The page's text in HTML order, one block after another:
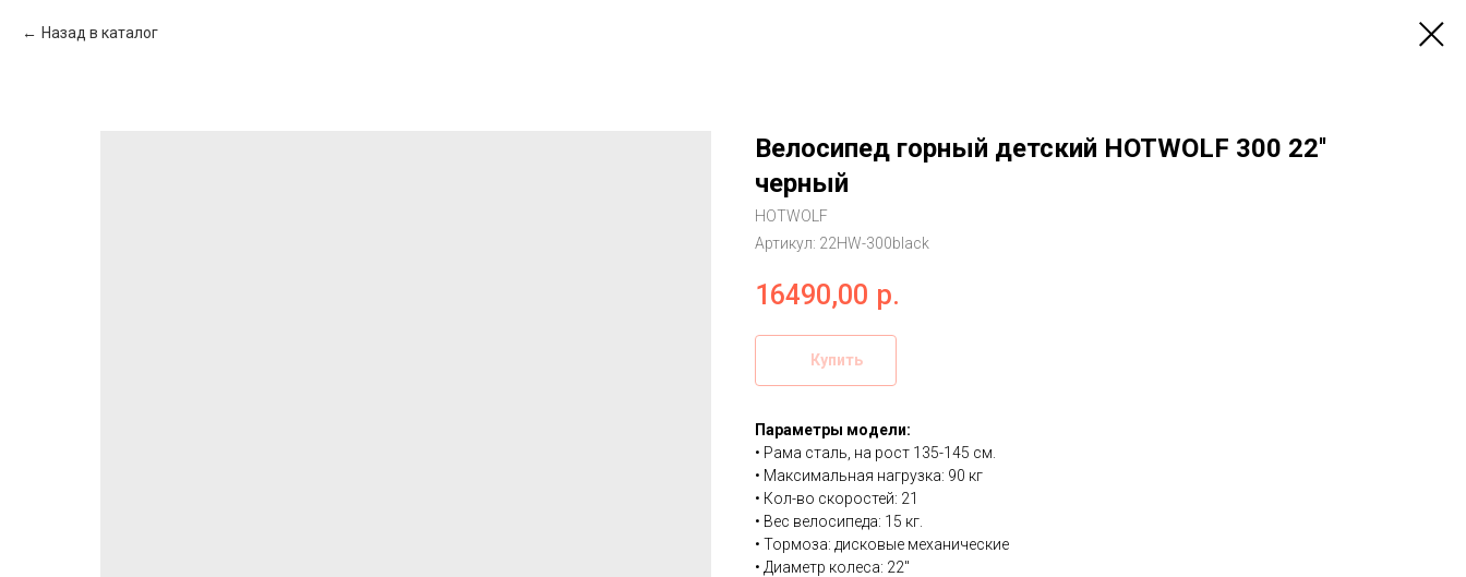
Назад в каталог
Велосипед горный детский HOTWOLF 300 22''
черный
HOTWOLF
Артикул: 22HW-300black
16490,00 р.
Купить
Параметры модели:
• Рама сталь, на рост 135-145 см.
• Максимальная нагрузка: 90 кг
• Кол-во скоростей: 21
• Вес велосипеда: 15 кг.
• Тормоза: дисковые механические
• Диаметр колеса: 22''